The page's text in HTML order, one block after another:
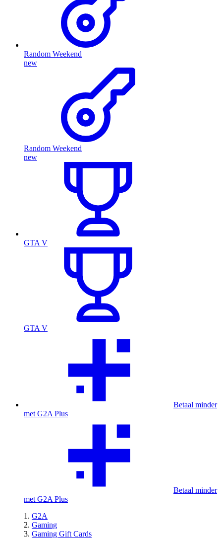
Random Weekend
new
Random Weekend
new
GTA V
GTA V
Betaal minder
met G2A Plus
Betaal minder
met G2A Plus
G2A
Gaming
Gaming Gift Cards